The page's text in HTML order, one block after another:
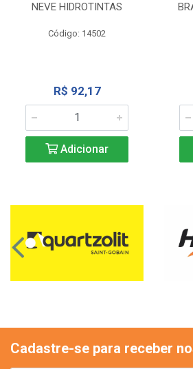
NEVE HIDROTINTAS
Código: 14502
R$ 92,17
Adicionar
Cadastre-se para receber